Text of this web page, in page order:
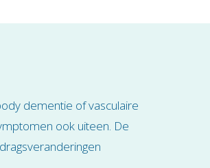
dementie of vasculaire
ook uiteen. De